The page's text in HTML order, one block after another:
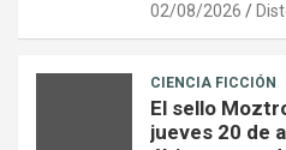
02/08/2026
CIENCIA FICCIÓN
El sello
jueves 20 de